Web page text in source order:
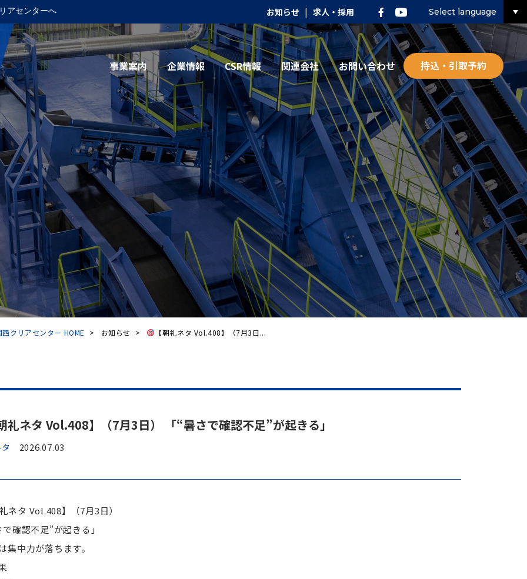
アセンターへ お知らせ | 求人・採用 Select language
事業案内 企業情報 CSR情報 関連会社 お問い合わせ 持込・引取予約
クリアセンター HOME > お知らせ > 【朝礼ネタ Vol.408】（7月3日...
礼ネタ Vol.408】（7月3日） 「“暑さで確認不足”が起きる」
2026.07.03
ネタ Vol.408】（7月3日）
確認不足”が起きる」
集中力が落ちます。